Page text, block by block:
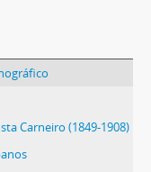
Carneiro (1849-1908)